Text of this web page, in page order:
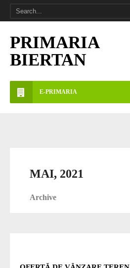
PRIMARIA
BIERTAN
E-PRIMARIA
MAI, 2021
Archive